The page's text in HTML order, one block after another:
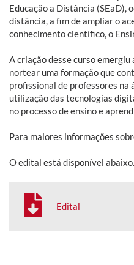
Educação a Distância (SEaD),
distância, a fim de ampliar o
conhecimento científico, o
A criação desse curso
nortear uma formação que
profissional de professores na
utilização das tecnologias
no processo de ensino e
Para maiores informações
O edital está disponível abaixo.
Edital